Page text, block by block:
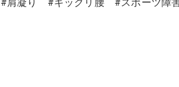
凝り #ギックリ腰 #スポーツ障